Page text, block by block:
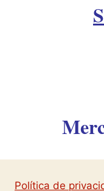
Política de